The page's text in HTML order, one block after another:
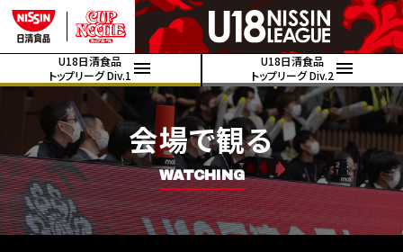
U18日清食品
トップリーグ Div.1
U18日清食品
トップリーグ Div.2
会場で観る
WATCHING